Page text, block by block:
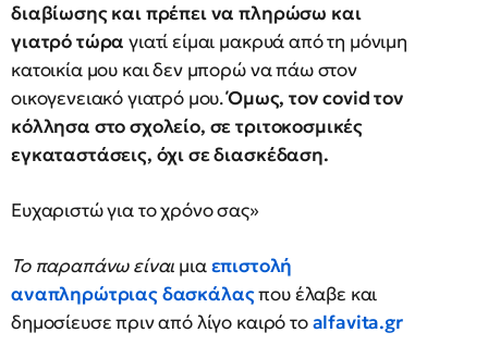
διαβίωσης και πρέπει να πληρώσω και
γιατρό τώρα γιατί είμαι μακρυά από τη μόνιμη
κατοικία μου και δεν μπορώ να πάω στον
οικογενειακό γιατρό μου.Όμως, τον covid τον
κόλλησα στο σχολείο, σε τριτοκοσμικές
εγκαταστάσεις, όχι σε διασκέδαση.
Ευχαριστώ για το χρόνο σας»
Το παραπάνω είναι μιαεπιστολή
αναπληρώτριας δασκάλαςπουέλαβε και
δημοσίευσε πριν από λίγο καιρό τοalfavita.gr